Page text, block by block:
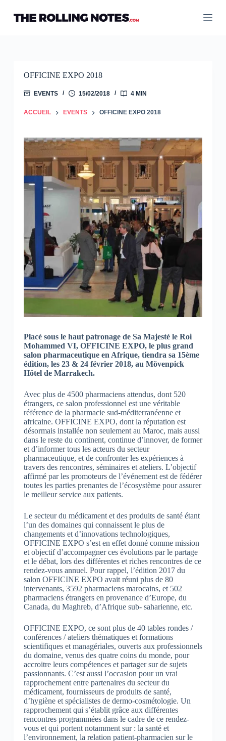
contenu
OFFICINE EXPO 2018
EVENTS 15/02/2018 4 MIN
ACCUEIL EVENTS OFFICINE EXPO 2018
Placé sous le haut patronage de Sa Majesté le Roi
Mohammed VI, OFFICINE EXPO, le plus grand
salon pharmaceutique en Afrique, tiendra sa 15ème
édition, les 23 & 24 février 2018, au Mövenpick
Hôtel de Marrakech.
Avec plus de 4500 pharmaciens attendus, dont 520
étrangers, ce salon professionnel est une véritable
référence de la pharmacie sud-méditerranéenne et
africaine. OFFICINE EXPO, dont la réputation est
désormais installée non seulement au Maroc, mais aussi
dans le reste du continent, continue d’innover, de former
et d’informer tous les acteurs du secteur
pharmaceutique, et de confronter les expériences à
travers des rencontres, séminaires et ateliers. L’objectif
affirmé par les promoteurs de l’événement est de fédérer
toutes les parties prenantes de l’écosystème pour assurer
le meilleur service aux patients.
Le secteur du médicament et des produits de santé étant
l’un des domaines qui connaissent le plus de
changements et d’innovations technologiques,
OFFICINE EXPO s’est en effet donné comme mission
et objectif d’accompagner ces évolutions par le partage
et le débat, lors des différentes et riches rencontres de ce
rendez-vous annuel. Pour rappel, l’édition 2017 du
salon OFFICINE EXPO avait réuni plus de 80
intervenants, 3592 pharmaciens marocains, et 502
pharmaciens étrangers en provenance d’Europe, du
Canada, du Maghreb, d’Afrique sub- saharienne, etc.
OFFICINE EXPO, ce sont plus de 40 tables rondes /
conférences / ateliers thématiques et formations
scientifiques et managériales, ouverts aux professionnels
du domaine, venus des quatre coins du monde, pour
accroitre leurs compétences et partager sur de sujets
passionnants. C’est aussi l’occasion pour un vrai
rapprochement entre partenaires du secteur du
médicament, fournisseurs de produits de santé,
d’hygiène et spécialistes de dermo-cosmétologie. Un
rapprochement qui s’établit grâce aux différentes
rencontres programmées dans le cadre de ce rendez-
vous et qui portent notamment sur : la santé et
l’environnement, la relation patient-pharmacien sur le